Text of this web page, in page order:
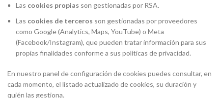
Las cookies propias son gestionadas por RSA.
Las cookies de terceros son gestionadas por proveedores
como Google (Analytics, Maps, YouTube) o Meta
(Facebook/Instagram), que pueden tratar información para sus
propias finalidades conforme a sus políticas de privacidad.
En nuestro panel de configuración de cookies puedes consultar, en
cada momento, el listado actualizado de cookies, su duración y
quién las gestiona.